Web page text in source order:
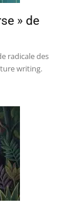
» de
radicale des
writing.